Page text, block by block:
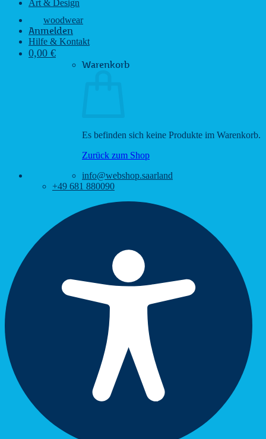
Art & Design
woodwear
Anmelden
Hilfe & Kontakt
0,00 €
Warenkorb
Es befinden sich keine Produkte im Warenkorb.
Zurück zum Shop
info@webshop.saarland
+49 681 880090